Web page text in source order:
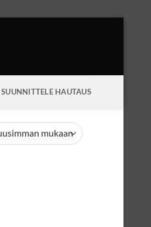
SUUNNITTELE HAUTAUS